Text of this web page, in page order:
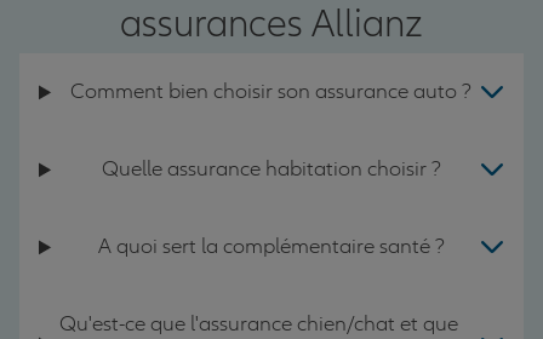
assurances Allianz
Comment bien choisir son assurance auto ?
Quelle assurance habitation choisir ?
A quoi sert la complémentaire santé ?
Qu'est-ce que l'assurance chien/chat et que